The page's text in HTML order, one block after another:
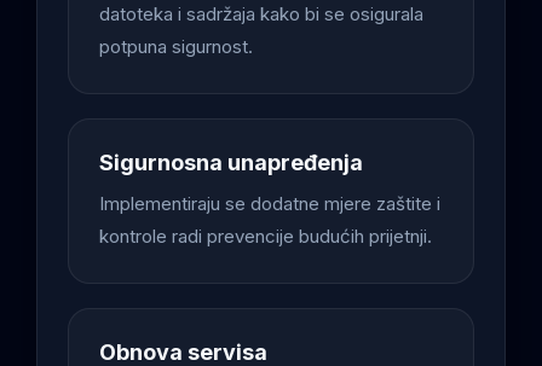
datoteka i sadržaja kako bi se osigurala
potpuna sigurnost.
Sigurnosna unapređenja
Implementiraju se dodatne mjere zaštite i
kontrole radi prevencije budućih prijetnji.
Obnova servisa